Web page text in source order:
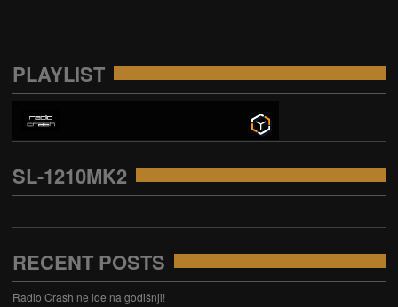
PLAYLIST
SL-1210MK2
RECENT POSTS
Radio Crash ne ide na godišnji!